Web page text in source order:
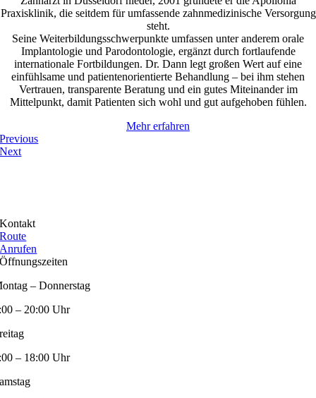
Praxisklinik, die seitdem für umfassende zahnmedizinische Versorgung
steht.
Seine Weiterbildungsschwerpunkte umfassen unter anderem orale
Implantologie und Parodontologie, ergänzt durch fortlaufende
internationale Fortbildungen. Dr. Dann legt großen Wert auf eine
einfühlsame und patientenorientierte Behandlung – bei ihm stehen
Vertrauen, transparente Beratung und ein gutes Miteinander im
Mittelpunkt, damit Patienten sich wohl und gut aufgehoben fühlen.
Mehr erfahren
Previous
Next
Kontakt
Route
Anrufen
Öffnungszeiten
– Donnerstag
– 20:00 Uhr
– 18:00 Uhr